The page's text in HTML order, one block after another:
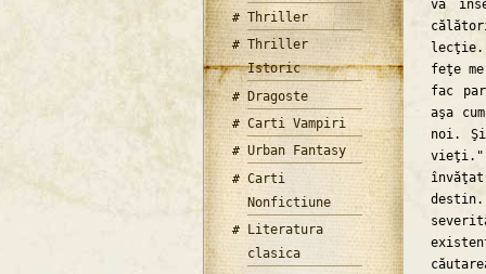
Thriller
Thriller
Istoric
Dragoste
Carti Vampiri
Urban Fantasy
Carti
Nonfictiune
Literatura
clasica
va
lecţie.
feţe
fac
aşa
noi.